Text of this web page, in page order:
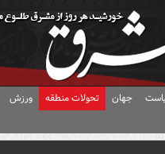
جهان تحولات منطقه ورزش